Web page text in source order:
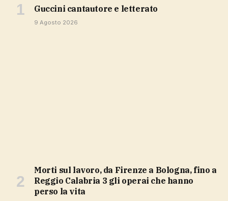
Guccini cantautore e letterato
9 Agosto 2026
Morti sul lavoro, da Firenze a Bologna, fino a
Reggio Calabria 3 gli operai che hanno
perso la vita